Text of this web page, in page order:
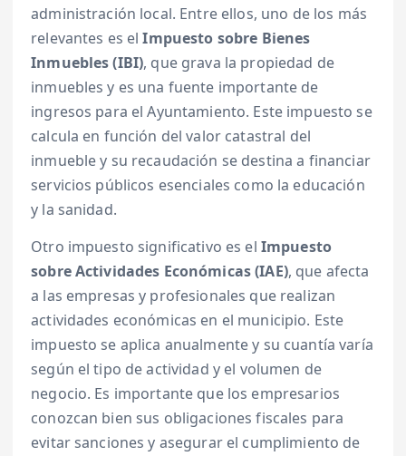
administración local. Entre ellos, uno de los más
relevantes es elImpuesto sobre Bienes
Inmuebles (IBI), que grava la propiedad de
inmuebles y es una fuente importante de
ingresos para el Ayuntamiento. Este impuesto se
calcula en función del valor catastral del
inmueble y su recaudación se destina a financiar
servicios públicos esenciales como la educación
y la sanidad.
Otro impuesto significativo es el Impuesto
sobre Actividades Económicas (IAE), que afecta
a las empresas y profesionales que realizan
actividades económicas en el municipio. Este
impuesto se aplica anualmente y su cuantía varía
según el tipo de actividad y el volumen de
negocio. Es importante que los empresarios
conozcan bien sus obligaciones fiscales para
evitar sanciones y asegurar el cumplimiento de